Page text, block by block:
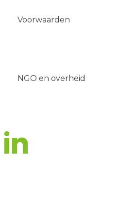
Voorwaarden
NGO en overheid